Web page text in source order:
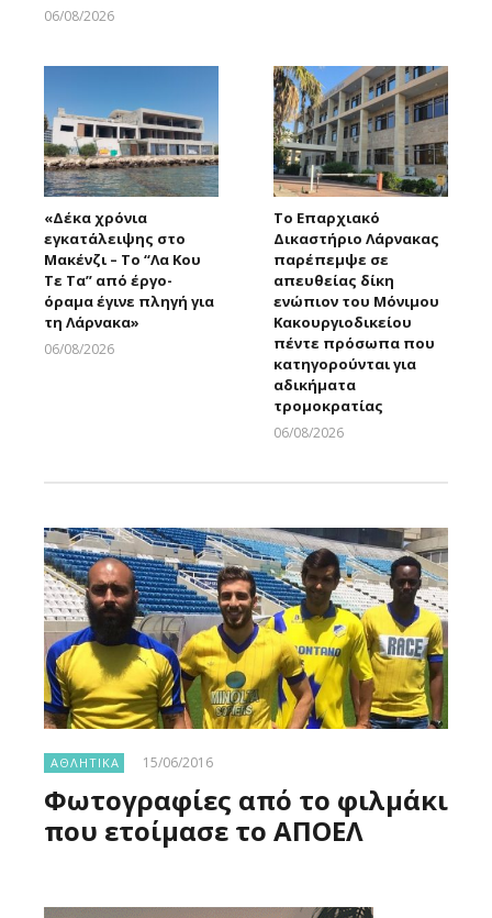
06/08/2026
«Δέκα χρόνια
εγκατάλειψης στο
Μακένζι – Το “Λα Κου
Τε Τα” από έργο-
όραμα έγινε πληγή για
τη Λάρνακα»
06/08/2026
Το Επαρχιακό
Δικαστήριο Λάρνακας
παρέπεμψε σε
απευθείας δίκη
ενώπιον του Μόνιμου
Κακουργιοδικείου
πέντε πρόσωπα που
κατηγορούνται για
αδικήματα
τρομοκρατίας
06/08/2026
ΑΘΛΗΤΙΚΑ 15/06/2016
Φωτογραφίες από το φιλμάκι
που ετοίμασε το ΑΠΟΕΛ